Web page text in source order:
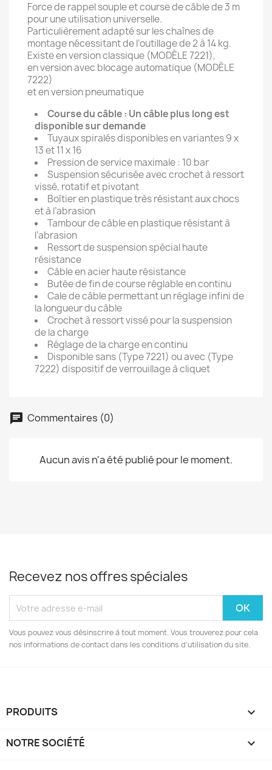
Force de rappel souple et course de câble de 3 m
pour une utilisation universelle.
Particulièrement adapté sur les chaînes de
montage nécessitant de l’outillage de 2 à 14 kg.
Existe en version classique (MODÈLE 7221),
en version avec blocage automatique (MODÈLE
7222)
et en version pneumatique
Course du câble : Un câble plus long est
disponible sur demande
Tuyaux spiralés disponibles en variantes 9 x
13 et 11 x 16
Pression de service maximale : 10 bar
Suspension sécurisée avec crochet à ressort
vissé, rotatif et pivotant
Boîtier en plastique très résistant aux chocs
et à l’abrasion
Tambour de câble en plastique résistant à
l’abrasion
Ressort de suspension spécial haute
résistance
Câble en acier haute résistance
Butée de fin de course réglable en continu
Cale de câble permettant un réglage infini de
la longueur du câble
Crochet à ressort vissé pour la suspension
de la charge
Réglage de la charge en continu
Disponible sans (Type 7221) ou avec (Type
7222) dispositif de verrouillage à cliquet
Commentaires (0)
Aucun avis n'a été publié pour le moment.
Recevez nos offres spéciales
Vous pouvez vous désinscrire à tout moment. Vous trouverez pour cela
nos informations de contact dans les conditions d'utilisation du site.
PRODUITS 
NOTRE SOCIÉTÉ 